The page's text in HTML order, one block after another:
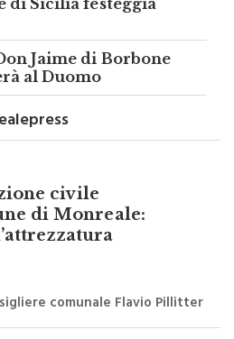
al Duomo
civile
di Monreale:
comunale Flavio Pillitter